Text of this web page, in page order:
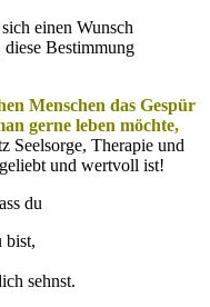
einen Wunsch
Bestimmung
Menschen das Gespür
gerne leben möchte,
Seelsorge, Therapie und
und wertvoll ist!
du
bist,
sehnst.